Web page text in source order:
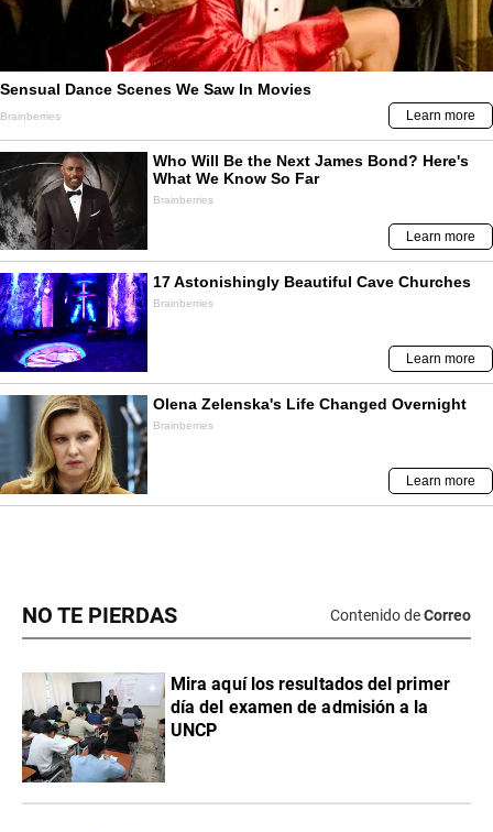
NO TE PIERDAS Contenido deCorreo
Mira aquí los resultados del primer
día del examen de admisión a la
UNCP